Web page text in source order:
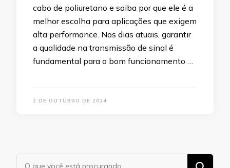
cabo de poliuretano e saiba por que ele é a
melhor escolha para aplicações que exigem
alta performance. Nos dias atuais, garantir
a qualidade na transmissão de sinal é
fundamental para o bom funcionamento …
2 DE OUTUBRO DE 2024
Procurando